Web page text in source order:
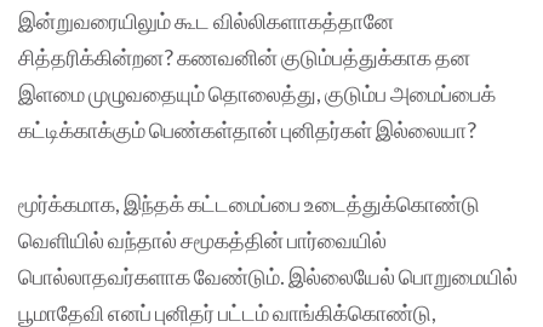
இன்றுவரையிலும் கூட வில்லிகளாகத்தானே
சித்தரிக்கின்றன? கணவனின் குடும்பத்துக்காக தன
இளமை முழுவதையும் தொலைத்து, குடும்ப அமைப்பைக்
கட்டிக்காக்கும் பெண்கள்தான் புனிதர்கள் இல்லையா?
மூர்க்கமாக, இந்தக் கட்டமைப்பை உடைத்துக்கொண்டு
வெளியில் வந்தால் சமூகத்தின் பார்வையில்
பொல்லாதவர்களாக வேண்டும். இல்லையேல் பொறுமையில்
பூமாதேவி எனப் புனிதர் பட்டம் வாங்கிக்கொண்டு,